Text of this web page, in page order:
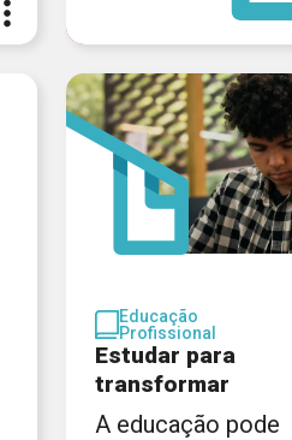
Educação
Profissional
Estudar para
transformar
A educação pode